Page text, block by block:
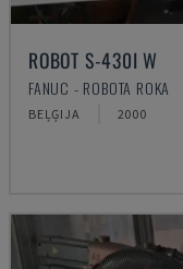
ROBOT S-430I W
FANUC - ROBOTA ROKA
BEĻĢIJA 2000